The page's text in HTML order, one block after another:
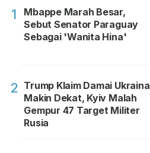
1
Mbappe Marah Besar,
Sebut Senator Paraguay
Sebagai 'Wanita Hina'
2 Trump Klaim Damai Ukraina
Makin Dekat, Kyiv Malah
Gempur 47 Target Militer
Rusia